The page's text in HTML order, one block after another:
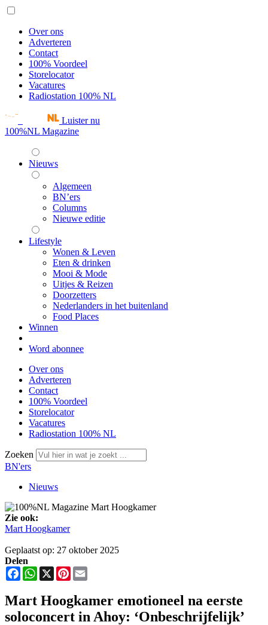
Over ons
Adverteren
Contact
100% Voordeel
Storelocator
Vacatures
Radiostation 100% NL
Luister nu
100%NL Magazine
Nieuws
Algemeen
BN’ers
Columns
Nieuwe editie
Lifestyle
Wonen & Leven
Eten & drinken
Mooi & Mode
Uitjes & Reizen
Doorzetters
Nederlanders in het buitenland
Food Places
Winnen
Word abonnee
Over ons
Adverteren
Contact
100% Voordeel
Storelocator
Vacatures
Radiostation 100% NL
Zoeken
BN'ers
Nieuws
Zie ook:
Mart Hoogkamer
Geplaatst op: 27 oktober 2025
Delen
FacebookWhatsApp
X Pinterest
Mart Hoogkamer emotioneel na eerste
solo­concert in Ahoy: ‘Onbeschrijfelijk’